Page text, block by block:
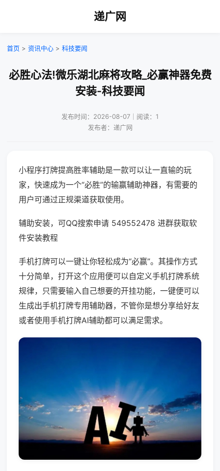
递广网
首页 > 资讯中心 > 科技要闻
必胜心法!微乐湖北麻将攻略_必赢神器免费
安装-科技要闻
发布时间：2026-08-07｜阅读：1
发布者：递广网
小程序打牌提高胜率辅助是一款可以让一直输的玩
家，快速成为一个“必胜”的输赢辅助神器，有需要的
用户可通过正规渠道获取使用。
辅助安装，可QQ搜索申请 549552478 进群获取软
件安装教程
手机打牌可以一键让你轻松成为“必赢”。其操作方式
十分简单，打开这个应用便可以自定义手机打牌系统
规律，只需要输入自己想要的开挂功能，一键便可以
生成出手机打牌专用辅助器，不管你是想分享给好友
或者使用手机打牌AI辅助都可以满足需求。